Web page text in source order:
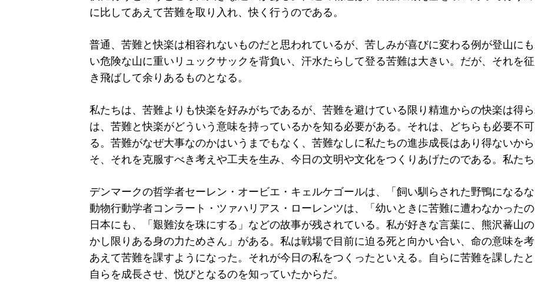
に比してあえて苦難を取り入れ、快く行うのである。
普通、苦難と快楽は相容れないものだと思われているが、苦しみが喜びに変わる例が登山に
い危険な山に重いリュックサックを背負い、汗水たらして登る苦難は大きい。だが、それを
き飛ばして余りあるものとなる。
私たちは、苦難よりも快楽を好みがちであるが、苦難を避けている限り精進からの快楽は得
は、苦難と快楽がどういう意味を持っているかを知る必要がある。それは、どちらも必要不
る。苦難がなぜ大事なのかはいうまでもなく、苦難なしに私たちの進歩成長はあり得ないか
そ、それを克服すべき考えや工夫を生み、今日の文明や文化をつくりあげたのである。私た
デンマークの哲学者セーレン・オービエ・キェルケゴールは、「飼い馴らされた野鴨になる
動物行動学者コンラート・ツァハリアス・ローレンツは、「幼いときに苦難に遭わなかった
日本にも、「艱難汝を珠にする」などの故事が残されている。私が好きな言葉に、熊沢蕃山
かし限りある身の力ためさん」がある。私は戦場で目前に迫る死と向かい合い、命の意味を
あえて苦難を課すようになった。それが今日の私をつくったといえる。自らに苦難を課した
自らを成長させ、悦びとなるのを知っていたからだ。